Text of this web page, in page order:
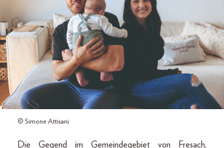
© Simone Attisani
Die Gegend im Gemeindegebiet von Fresach,